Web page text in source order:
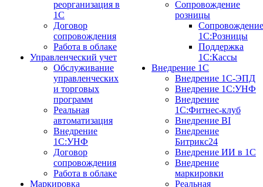
реорганизация в
1С
Договор
сопровождения
Работа в облаке
Управленческий учет
Обслуживание
управленческих
и торговых
программ
Реальная
автоматизация
Внедрение
1С:УНФ
Договор
сопровождения
Работа в облаке
Маркировка
Сопровождение
розницы
Сопровождение
1С:Розницы
Поддержка
1С:Кассы
Внедрение 1С
Внедрение 1С-ЭПД
Внедрение 1С:УНФ
Внедрение
1С:Фитнес-клуб
Внедрение BI
Внедрение
Битрикс24
Внедрение ИИ в 1С
Внедрение
маркировки
Реальная